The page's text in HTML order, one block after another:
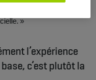
»
l’expérience
c’est plutôt la